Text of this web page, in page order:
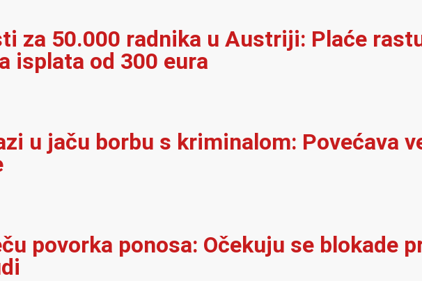
za 50.000 radnika u Austriji: Plaće
isplata od 300 eura
u jaču borbu s kriminalom: Povećava
povorka ponosa: Očekuju se blokade